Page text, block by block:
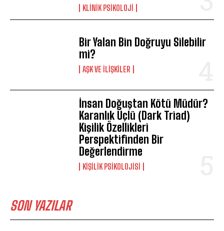
KLINIK PSIKOLOJI
Bir Yalan Bin Doğruyu Silebilir
mi?
AŞK VE İLIŞKILER
İnsan Doğuştan Kötü Müdür?
Karanlık Üçlü (Dark Triad)
Kişilik Özellikleri
Perspektifinden Bir
Değerlendirme
KIŞILIK PSIKOLOJISI
SON YAZILAR